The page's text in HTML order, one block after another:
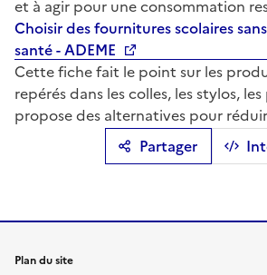
Partager
et à agir pour une consommation
Choisir des fournitures scolaires
santé - ADEME
Cette fiche fait le point sur les
repérés dans les colles, les stylos,
propose des alternatives pour
Plan du site